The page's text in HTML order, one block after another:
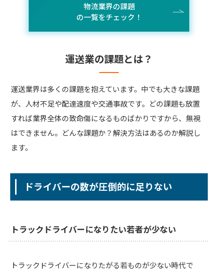
物流業界の課題
の一覧をチェック！
運送業の課題とは？
運送業界は多くの課題を抱えています。中でも大きな課題
が、人材不足や配達速度や交通事故です。どの課題も放置
すれば業界全体の致命傷になるものばかりですから、無視
はできません。どんな課題か？解決方法はあるのか解説し
ます。
ドライバーの数が圧倒的に足りない
トラックドライバーになりたい若者が少ない
トラックドライバーになりたがる若ものが少ない時代で